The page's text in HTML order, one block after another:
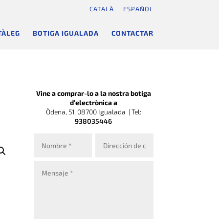
CATALÀ ESPAÑOL
BOTIGA IGUALADA CONTACTAR
Vine a comprar-lo a la nostra botiga
d’electrònica a
Òdena, 51, 08700 Igualada | Tel:
938035446